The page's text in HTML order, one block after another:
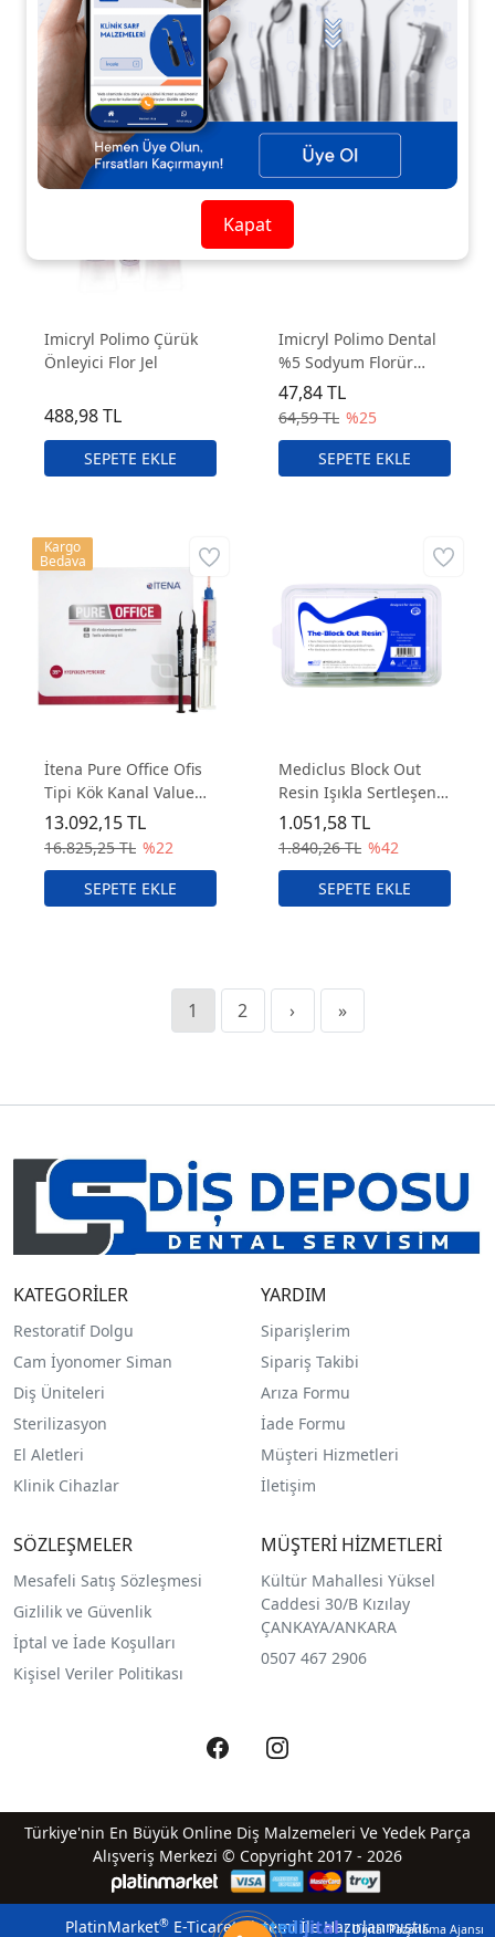
Imicryl Polimo Çürük
Önleyici Flor Jel
488,98 TL
Imicryl Polimo Dental
%5 Sodyum Florür
Vernik
64,59 TL %25
47,84 TL
İtena Pure Office Ofis
Tipi Kök Kanal Value
Pack – Beyazlatma Seti
16.825,25 TL %22
13.092,15 TL
Kargo
Bedava
Mediclus Block Out
Resin Işıkla Sertleşen
Gingival Bariyer
1.840,26 TL %42
1.051,58 TL
1 2 › »
KATEGORİLER
Restoratif Dolgu
Cam İyonomer Siman
Diş Üniteleri
Sterilizasyon
El Aletleri
Klinik Cihazlar
YARDIM
Siparişlerim
Sipariş Takibi
Arıza Formu
İade Formu
Müşteri Hizmetleri
İletişim
SÖZLEŞMELER
Mesafeli Satış Sözleşmesi
Gizlilik ve Güvenlik
İptal ve İade Koşulları
Kişisel Veriler Politikası
MÜŞTERİ HİZMETLERİ
Kültür Mahallesi Yüksel
Caddesi 30/B Kızılay
ÇANKAYA/ANKARA
0507 467 2906
Türkiye'nin En Büyük Online Diş Malzemeleri Ve Yedek Parça
Alışveriş Merkezi © Copyright 2017 - 2026
PlatinMarket®E-Ticaret Sistemiİle Hazırlanmıştır.
qreatedijital| Dijital Pazarlama Ajansı
Kapat